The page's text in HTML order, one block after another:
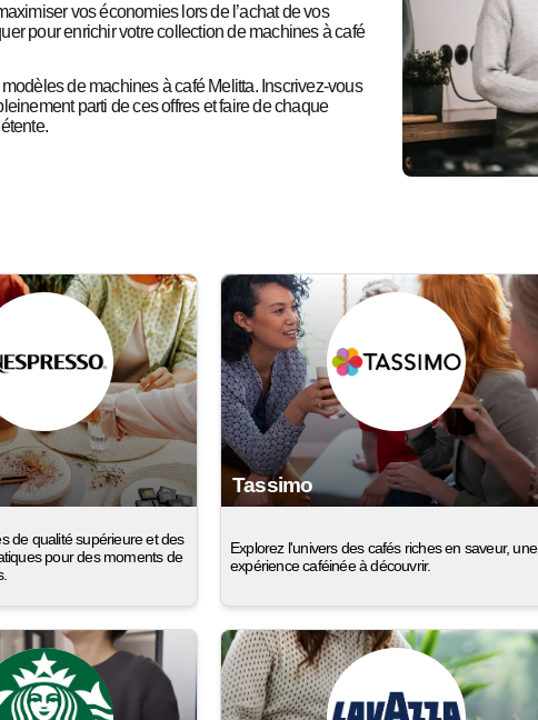
vos économies lors de l’achat de vos
pour enrichir votre collection de machines à café
de machines à café Melitta. Inscrivez-vous
parti de ces offres et faire de chaque
de qualité supérieure et des
pour des moments de
Tassimo
Explorez l'univers des cafés riches en saveur, une
expérience caféinée à découvrir.